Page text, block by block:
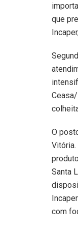
que
O
Santa
com